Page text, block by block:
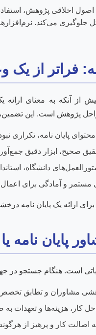
جلوگیری می‌کند.
فراتر از
از آنکه به معنای
پژوهش است. این
پایان نامه، تکراری
صحیح، ابزار دقیق
دانشگاه،
و آمادگی برای اعمال
برای ارائه یک پایان نامه
پایان
است. هنگام جستجو در
مشاوران و تطابق تخصص
کار، هزینه‌ها و
اصالت کار و پرهیز از